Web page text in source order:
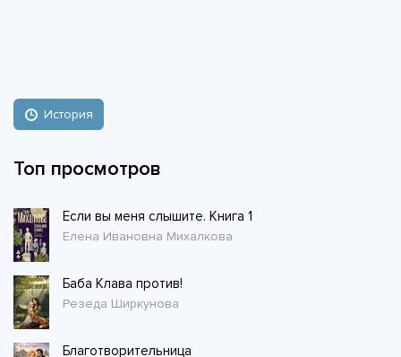
История
Топ просмотров
Если вы меня слышите. Книга 1
Елена Ивановна Михалкова
Баба Клава против!
Резеда Ширкунова
Благотворительница